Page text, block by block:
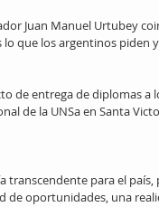
Juan Manuel Urtubey
que los argentinos piden
de entrega de diplomas a
de la UNSa en Santa
transcendente para el
de oportunidades, una